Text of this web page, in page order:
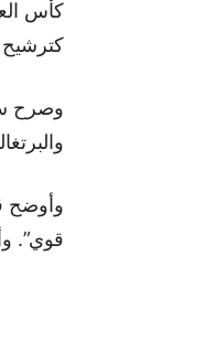
كترشيح
وصرح
وأوضح
قوي”.